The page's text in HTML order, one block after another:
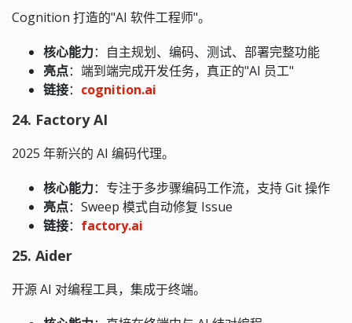
Cognition 打造的"AI 软件工程师"。
核心能力：自主规划、编码、测试、部署完整功能
亮点：端到端完成开发任务，真正的"AI 员工"
链接： cognition.ai
24. Factory AI
2025 年新兴的 AI 编码代理。
核心能力：专注于多步骤编码工作流，支持 Git 操作
亮点：Sweep 模式自动修复 Issue
链接： factory.ai
25. Aider
开源 AI 对编程工具，集成于终端。